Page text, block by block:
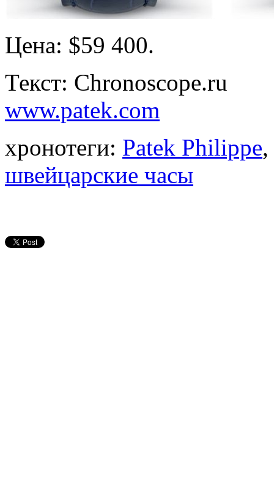
Цена: $59 400.
Текст: Chronoscope.ru
www.patek.com
хронотеги: Patek Philippe,
швейцарские часы